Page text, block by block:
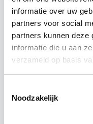
informatie over uw
partners voor social
partners kunnen deze
informatie die u aan
verzameld op basis
Noodzakelijk